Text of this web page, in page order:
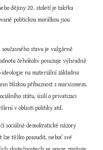
dějiny 20. století je takřka
politickou morálkou jsou
stavu je vulgárně
čehokoliv posuzuje výhradně
na materiální základnu
blízkou příbuznost s marxismem.
státu, úsilí o privatizaci
v oblasti politiky atd.
sociálně demokratické názory
lze těžko posoudit, neboť své